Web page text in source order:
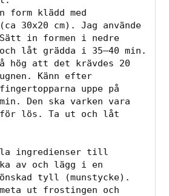
form klädd med
30x20 cm). Jag använde
in formen i nedre
låt grädda i 35–40 min.
hög att det krävdes 20
Känn efter
uppe på
Den ska varken vara
lös. Ta ut och låt
ingredienser till
av och lägg i en
tyll (munstycke).
ut frostingen och